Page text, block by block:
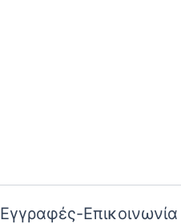
Εγγραφές-Επικοινωνία